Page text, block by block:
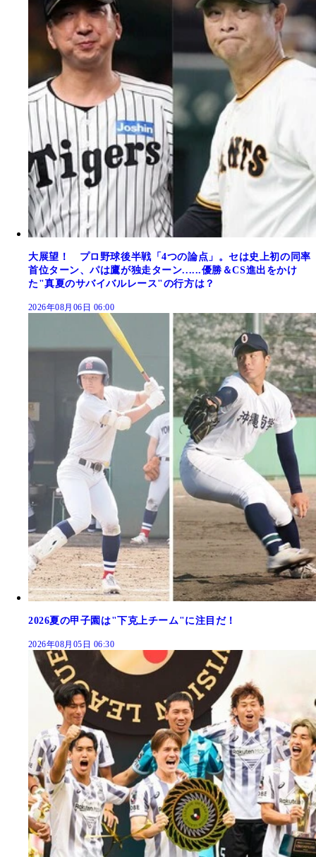
大展望！ プロ野球後半戦「4つの論点」。セは史上初の同率
首位ターン、パは鷹が独走ターン......優勝＆CS進出をかけ
た"真夏のサバイバルレース"の行方は？
2026年08月06日 06:00
2026夏の甲子園は"下克上チーム"に注目だ！
2026年08月05日 06:30